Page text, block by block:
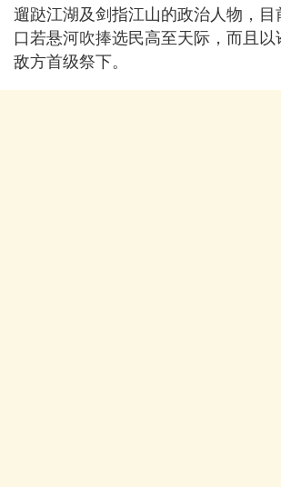
遛跶江湖及剑指江山的政治人物，目
口若悬河吹捧选民高至天际，而且
敌方首级祭下。